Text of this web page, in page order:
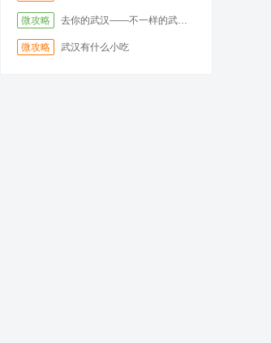
微攻略 去你的武汉——不一样的武汉，不一样的新玩法
微攻略 武汉有什么小吃